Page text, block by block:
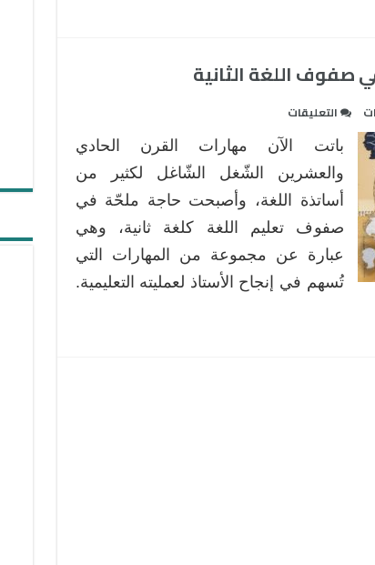
التكنولوجيا
تنمية
مهارات
القرن
الواحد
والعشرين
مغلقة
صفوف اللغة الثانية
التعليقات
مهارات
القرن
الحادي
والعشرين
صفوف
اللغة
الثانية
باتت الآن مهارات القرن الحادي
والعشرين الشّغل الشّاغل لكثير من
أساتذة اللغة، وأصبحت حاجة ملحّة في
صفوف تعليم اللغة كلغة ثانية، وهي
عبارة عن مجموعة من المهارات التي
تُسهم في إنجاح الأستاذ لعمليته التعليمية.